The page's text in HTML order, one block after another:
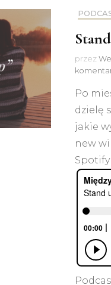
przez
Po
dzielę
jakie
new
Spotify